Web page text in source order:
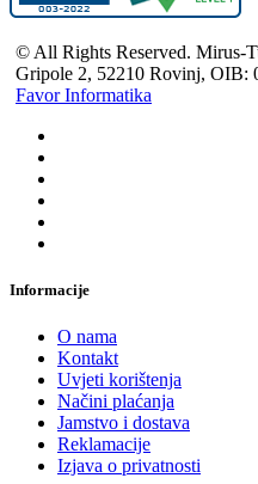
© All Rights Reserved. Mirus-
Gripole 2, 52210 Rovinj, OIB:
Favor Informatika
Informacije
O nama
Kontakt
Uvjeti korištenja
Načini plaćanja
Jamstvo i dostava
Reklamacije
Izjava o privatnosti